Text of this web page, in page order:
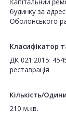
будинку за
Оболонського
Класифікатор
ДК 021:2015:
реставрація
Кількість/
210 м.кв.